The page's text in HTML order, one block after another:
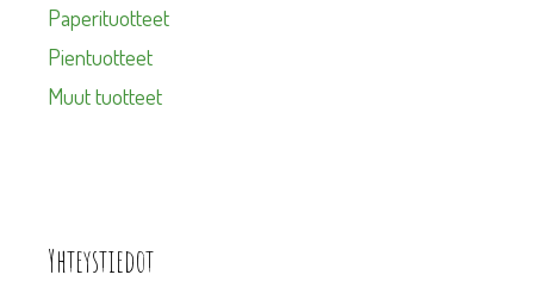
Paperituotteet
Pientuotteet
Muut tuotteet
Yhteystiedot